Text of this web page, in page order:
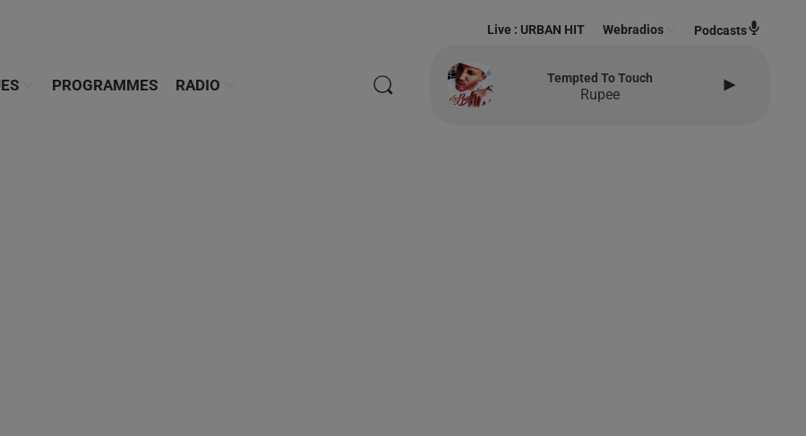
PROGRAMMES RADIO
Live : URBAN HIT Webradios Podcasts
Tempted To Touch
Rupee